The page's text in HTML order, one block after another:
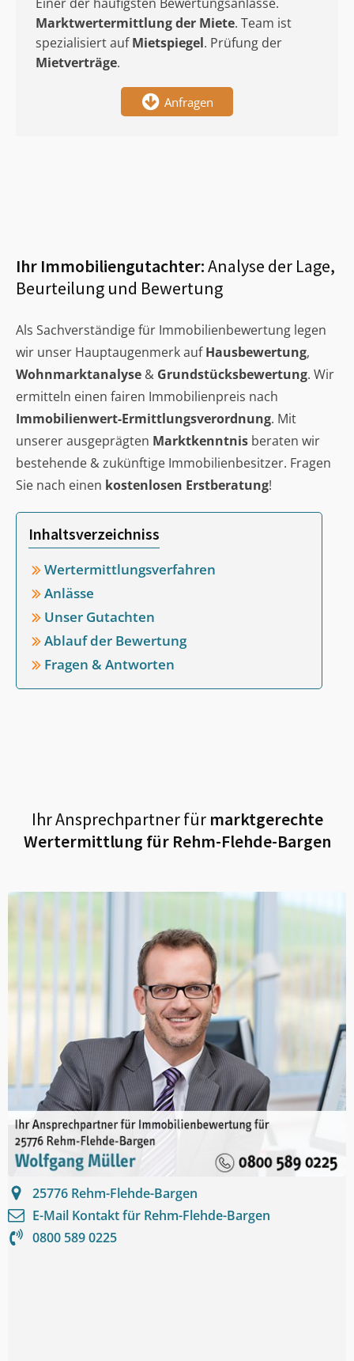
Marktwertermittlungder Miete. Team ist
spezialisiert aufMietspiegel. Prüfung der
Mietverträge.
Anfragen
Ihr Immobiliengutachter:Analyse der Lage,
Beurteilung und Bewertung
Als Sachverständige für Immobilienbewertung legen
wir unser Hauptaugenmerk aufHausbewertung,
Wohnmarktanalyse & Grundstücksbewertung. Wir
ermitteln einen fairen Immobilienpreis nach
Immobilienwert-Ermittlungsverordnung. Mit
unserer ausgeprägten Marktkenntnis beraten wir
bestehende & zukünftige Immobilienbesitzer. Fragen
Sie nach einen kostenlosen Erstberatung!
Inhaltsverzeichniss
Wertermittlungsverfahren
Anlässe
Unser Gutachten
Ablauf der Bewertung
Fragen & Antworten
Ihr Ansprechpartner fürmarktgerechte
Wertermittlung für Rehm-Flehde-Bargen
25776 Rehm-Flehde-Bargen
E-Mail Kontakt für Rehm-Flehde-Bargen
0800 589 0225